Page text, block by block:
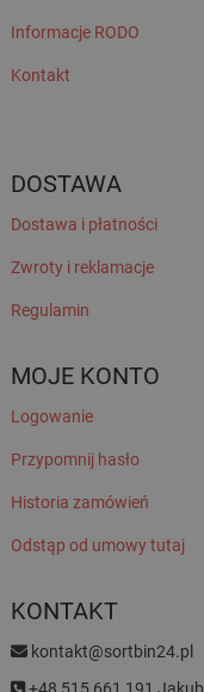
Informacje RODO
Kontakt
DOSTAWA
Dostawa i płatności
Zwroty i reklamacje
Regulamin
MOJE KONTO
Logowanie
Przypomnij hasło
Historia zamówień
Odstąp od umowy tutaj
KONTAKT
kontakt@sortbin24.pl
+48 515 661 191 Jakub